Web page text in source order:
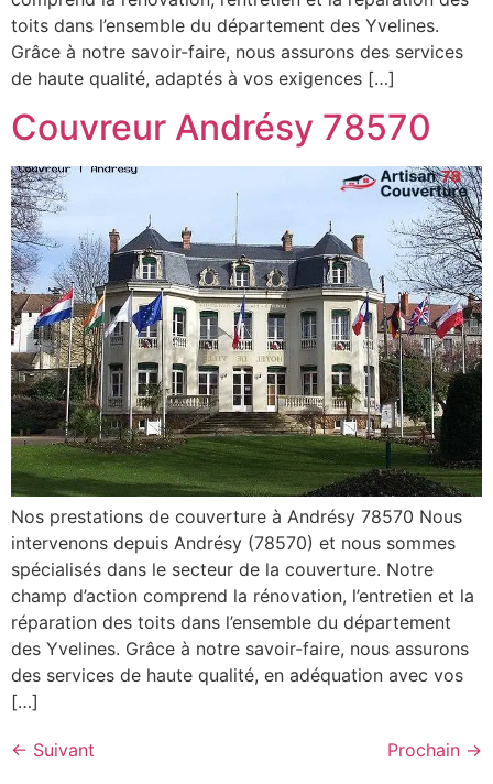
toits dans l’ensemble du département des Yvelines.
Grâce à notre savoir-faire, nous assurons des services
de haute qualité, adaptés à vos exigences […]
Couvreur Andrésy 78570
Nos prestations de couverture à Andrésy 78570 Nous
intervenons depuis Andrésy (78570) et nous sommes
spécialisés dans le secteur de la couverture. Notre
champ d’action comprend la rénovation, l’entretien et la
réparation des toits dans l’ensemble du département
des Yvelines. Grâce à notre savoir-faire, nous assurons
des services de haute qualité, en adéquation avec vos
[…]
← Suivant Prochain →